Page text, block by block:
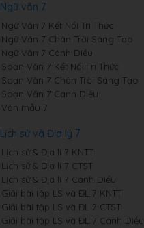
Ngữ văn 7
Ngữ Văn 7 Kết Nối Tri Thức
Ngữ Văn 7 Chân Trời Sáng Tạo
Ngữ Văn 7 Cánh Diều
Soạn Văn 7 Kết Nối Tri Thức
Soạn Văn 7 Chân Trời Sáng Tạo
Soạn Văn 7 Cánh Diều
Văn mẫu 7
Lịch sử và Địa lý 7
Lịch sử & Địa lí 7 KNTT
Lịch sử & Địa lí 7 CTST
Lịch sử & Địa lí 7 Cánh Diều
Giải bài tập LS và ĐL 7 KNTT
Giải bài tập LS và ĐL 7 CTST
Giải bài tập LS và ĐL 7 Cánh Diều